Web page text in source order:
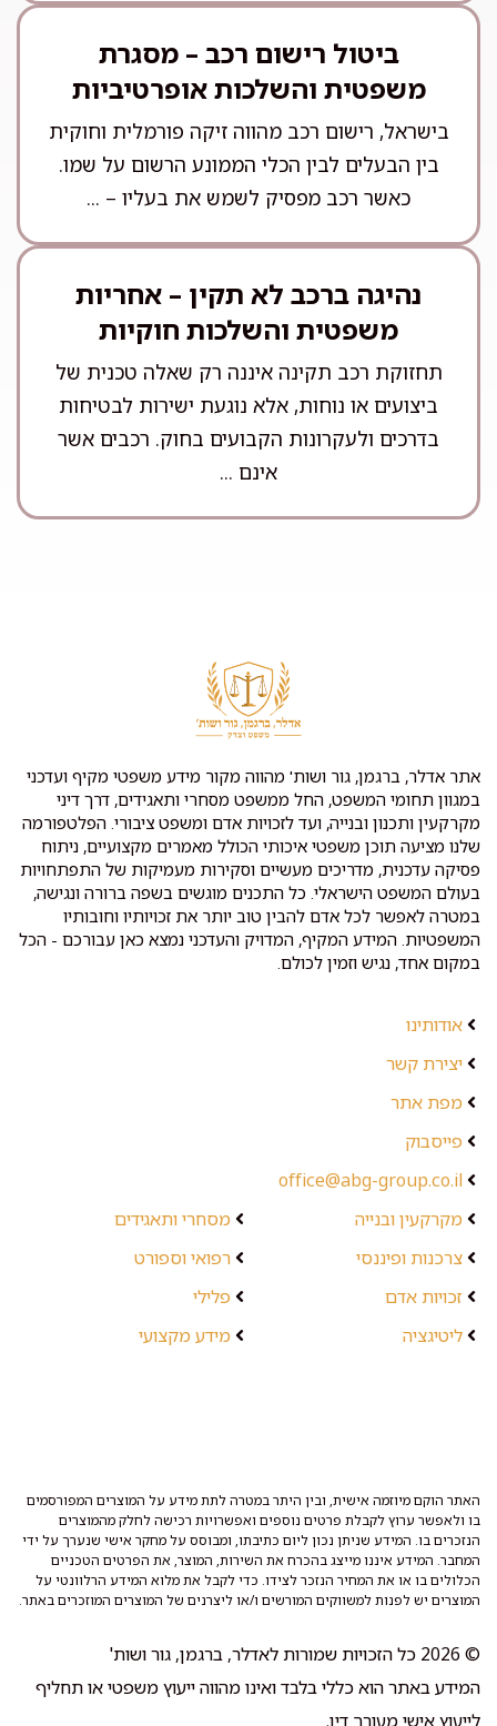
ביטול רישום רכב – מסגרת
משפטית והשלכות אופרטיביות
בישראל, רישום רכב מהווה זיקה פורמלית וחוקית
בין הבעלים לבין הכלי הממונע הרשום על שמו.
כאשר רכב מפסיק לשמש את בעליו – ...
נהיגה ברכב לא תקין – אחריות
משפטית והשלכות חוקיות
תחזוקת רכב תקינה איננה רק שאלה טכנית של
ביצועים או נוחות, אלא נוגעת ישירות לבטיחות
בדרכים ולעקרונות הקבועים בחוק. רכבים אשר
אינם ...
אתר אדלר, ברגמן, גור ושות' מהווה מקור מידע משפטי מקיף ועדכני
במגוון תחומי המשפט, החל ממשפט מסחרי ותאגידים, דרך דיני
מקרקעין ותכנון ובנייה, ועד לזכויות אדם ומשפט ציבורי. הפלטפורמה
שלנו מציעה תוכן משפטי איכותי הכולל מאמרים מקצועיים, ניתוח
פסיקה עדכנית, מדריכים מעשיים וסקירות מעמיקות של התפתחויות
בעולם המשפט הישראלי. כל התכנים מוגשים בשפה ברורה ונגישה,
במטרה לאפשר לכל אדם להבין טוב יותר את זכויותיו וחובותיו
המשפטיות. המידע המקיף, המדויק והעדכני נמצא כאן עבורכם - הכל
במקום אחד, נגיש וזמין לכולם.
אודותינו
יצירת קשר
מפת אתר
פייסבוק
office@abg-group.co.il
מקרקעין ובנייה
צרכנות ופיננסי
זכויות אדם
ליטיגציה
מסחרי ותאגידים
רפואי וספורט
פלילי
מידע מקצועי
האתר הוקם מיוזמה אישית, ובין היתר במטרה לתת מידע על המוצרים המפורסמים
בו ולאפשר ערוץ לקבלת פרטים נוספים ואפשרויות רכישה לחלק מהמוצרים
הנזכרים בו. המידע שניתן נכון ליום כתיבתו, ומבוסס על מחקר אישי שנערך על ידי
המחבר. המידע איננו מייצג בהכרח את השירות, המוצר, את הפרטים הטכניים
הכלולים בו או את המחיר הנזכר לצידו. כדי לקבל את מלוא המידע הרלוונטי על
המוצרים יש לפנות למשווקים המורשים ו/או ליצרנים של המוצרים המוזכרים באתר.
© 2026 כל הזכויות שמורות לאדלר, ברגמן, גור ושות'
המידע באתר הוא כללי בלבד ואינו מהווה ייעוץ משפטי או תחליף
לייעוץ אישי מעורך דין.